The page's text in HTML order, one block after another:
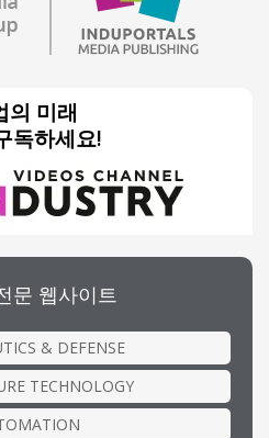
의 미래
독하세요!
문 웹사이트
& DEFENSE
TECHNOLOGY